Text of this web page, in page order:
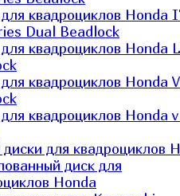
квадроциклов Honda
Dual Beadlock
квадроциклов Honda
квадроциклов Honda
квадроциклов Honda
для квадроциклов
диск для
Honda